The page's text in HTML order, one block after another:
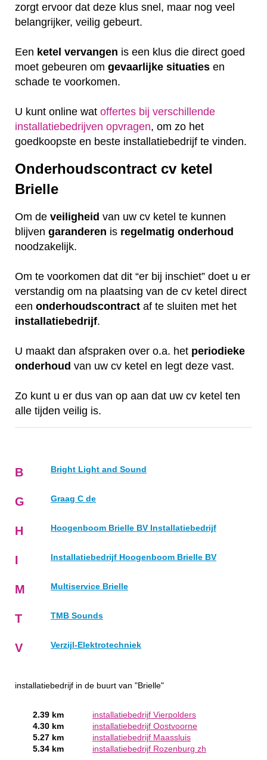
zorgt ervoor dat deze klus snel, maar nog veel
belangrijker, veilig gebeurt.
Een ketel vervangen is een klus die direct goed
moet gebeuren om gevaarlijke situaties en
schade te voorkomen.
U kunt online wat offertes bij verschillende
installatiebedrijven opvragen, om zo het
goedkoopste en beste installatiebedrijf te vinden.
Onderhoudscontract cv ketel
Brielle
Om de veiligheid van uw cv ketel te kunnen
blijven garanderen is regelmatig onderhoud
noodzakelijk.
Om te voorkomen dat dit “er bij inschiet” doet u er
verstandig om na plaatsing van de cv ketel direct
een onderhoudscontract af te sluiten met het
installatiebedrijf.
U maakt dan afspraken over o.a. het periodieke
onderhoud van uw cv ketel en legt deze vast.
Zo kunt u er dus van op aan dat uw cv ketel ten
alle tijden veilig is.
B Bright Light and Sound
G Graag C de
H Hoogenboom Brielle BV Installatiebedrijf
I Installatiebedrijf Hoogenboom Brielle BV
M Multiservice Brielle
T TMB Sounds
V Verzijl-Elektrotechniek
installatiebedrijf in de buurt van "Brielle"
2.39 km
installatiebedrijf Vierpolders
4.30 km
installatiebedrijf Oostvoorne
5.27 km
installatiebedrijf Maassluis
5.34 km
installatiebedrijf Rozenburg zh